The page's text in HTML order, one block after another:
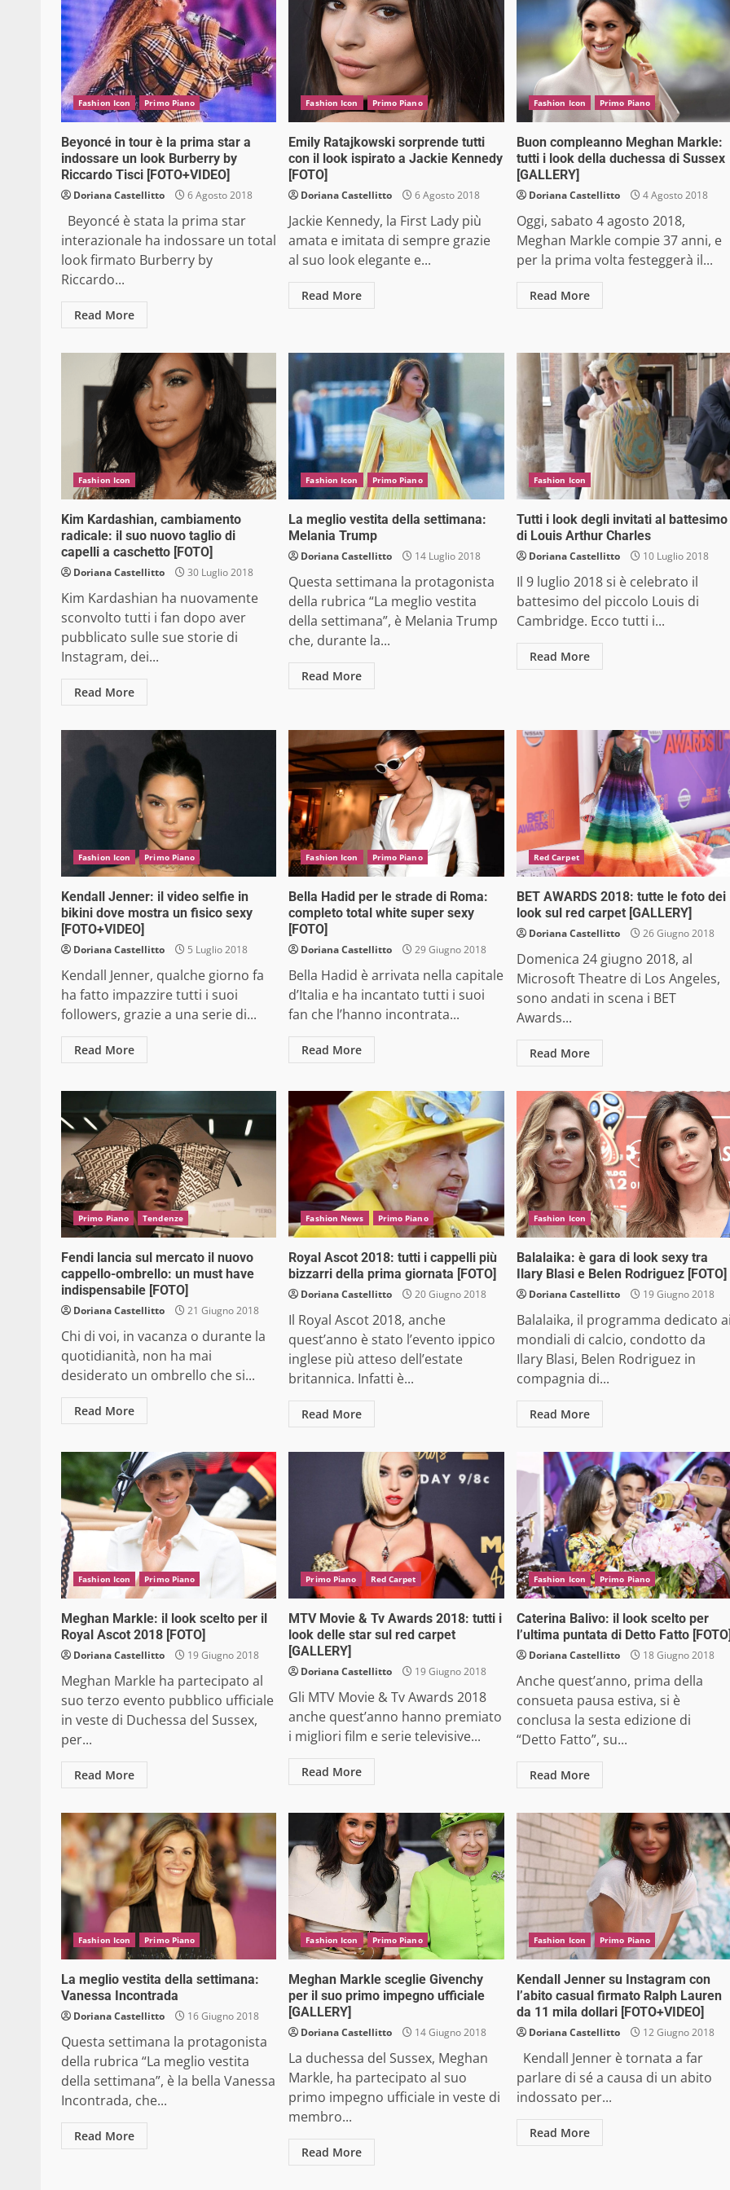
Fashion Icon Primo Piano
Beyoncé in tour è la prima star a
indossare un look Burberry by
Riccardo Tisci [FOTO+VIDEO]
Doriana Castellitto 6 Agosto 2018
Beyoncé è stata la prima star
interazionale ha indossare un total
look firmato Burberry by
Riccardo...
Read More
Fashion Icon Primo Piano
Emily Ratajkowski sorprende tutti
con il look ispirato a Jackie Kennedy
[FOTO]
Doriana Castellitto 6 Agosto 2018
Jackie Kennedy, la First Lady più
amata e imitata di sempre grazie
al suo look elegante e...
Read More
Fashion Icon Primo Piano
Buon compleanno Meghan Markle:
tutti i look della duchessa di Sussex
[GALLERY]
Doriana Castellitto 4 Agosto 2018
Oggi, sabato 4 agosto 2018,
Meghan Markle compie 37 anni, e
per la prima volta festeggerà il...
Read More
Fashion Icon
Kim Kardashian, cambiamento
radicale: il suo nuovo taglio di
capelli a caschetto [FOTO]
Doriana Castellitto 30 Luglio 2018
Kim Kardashian ha nuovamente
sconvolto tutti i fan dopo aver
pubblicato sulle sue storie di
Instagram, dei...
Read More
Fashion Icon Primo Piano
La meglio vestita della settimana:
Melania Trump
Doriana Castellitto 14 Luglio 2018
Questa settimana la protagonista
della rubrica “La meglio vestita
della settimana”, è Melania Trump
che, durante la...
Read More
Fashion Icon
Tutti i look degli invitati al battesimo
di Louis Arthur Charles
Doriana Castellitto 10 Luglio 2018
Il 9 luglio 2018 si è celebrato il
battesimo del piccolo Louis di
Cambridge. Ecco tutti i...
Read More
Fashion Icon Primo Piano
Kendall Jenner: il video selfie in
bikini dove mostra un fisico sexy
[FOTO+VIDEO]
Doriana Castellitto 5 Luglio 2018
Kendall Jenner, qualche giorno fa
ha fatto impazzire tutti i suoi
followers, grazie a una serie di...
Read More
Fashion Icon Primo Piano
Bella Hadid per le strade di Roma:
completo total white super sexy
[FOTO]
Doriana Castellitto 29 Giugno 2018
Bella Hadid è arrivata nella capitale
d’Italia e ha incantato tutti i suoi
fan che l’hanno incontrata...
Read More
Red Carpet
BET AWARDS 2018: tutte le foto dei
look sul red carpet [GALLERY]
Doriana Castellitto 26 Giugno 2018
Domenica 24 giugno 2018, al
Microsoft Theatre di Los Angeles,
sono andati in scena i BET
Awards...
Read More
Primo Piano Tendenze
Fendi lancia sul mercato il nuovo
cappello-ombrello: un must have
indispensabile [FOTO]
Doriana Castellitto 21 Giugno 2018
Chi di voi, in vacanza o durante la
quotidianità, non ha mai
desiderato un ombrello che si...
Read More
Fashion News Primo Piano
Royal Ascot 2018: tutti i cappelli più
bizzarri della prima giornata [FOTO]
Doriana Castellitto 20 Giugno 2018
Il Royal Ascot 2018, anche
quest’anno è stato l’evento ippico
inglese più atteso dell’estate
britannica. Infatti è...
Read More
Fashion Icon
Balalaika: è gara di look sexy tra
Ilary Blasi e Belen Rodriguez [FOTO]
Doriana Castellitto 19 Giugno 2018
Balalaika, il programma dedicato
mondiali di calcio, condotto da
Ilary Blasi, Belen Rodriguez in
compagnia di...
Read More
Fashion Icon Primo Piano
Meghan Markle: il look scelto per il
Royal Ascot 2018 [FOTO]
Doriana Castellitto 19 Giugno 2018
Meghan Markle ha partecipato al
suo terzo evento pubblico ufficiale
in veste di Duchessa del Sussex,
per...
Read More
Primo Piano Red Carpet
MTV Movie & Tv Awards 2018: tutti i
look delle star sul red carpet
[GALLERY]
Doriana Castellitto 19 Giugno 2018
Gli MTV Movie & Tv Awards 2018
anche quest’anno hanno premiato
i migliori film e serie televisive...
Read More
Fashion Icon Primo Piano
Caterina Balivo: il look scelto per
l’ultima puntata di Detto Fatto
Doriana Castellitto 18 Giugno 2018
Anche quest’anno, prima della
consueta pausa estiva, si è
conclusa la sesta edizione di
“Detto Fatto”, su...
Read More
Fashion Icon Primo Piano
La meglio vestita della settimana:
Vanessa Incontrada
Doriana Castellitto 16 Giugno 2018
Questa settimana la protagonista
della rubrica “La meglio vestita
della settimana”, è la bella Vanessa
Incontrada, che...
Read More
Fashion Icon Primo Piano
Meghan Markle sceglie Givenchy
per il suo primo impegno ufficiale
[GALLERY]
Doriana Castellitto 14 Giugno 2018
La duchessa del Sussex, Meghan
Markle, ha partecipato al suo
primo impegno ufficiale in veste di
membro...
Read More
Fashion Icon Primo Piano
Kendall Jenner su Instagram con
l’abito casual firmato Ralph Lauren
da 11 mila dollari [FOTO+VIDEO]
Doriana Castellitto 12 Giugno 2018
Kendall Jenner è tornata a far
parlare di sé a causa di un abito
indossato per...
Read More